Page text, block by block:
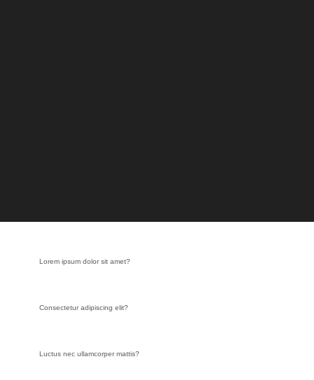
Lorem ipsum dolor sit amet?
Consectetur adipiscing elit?
Luctus nec ullamcorper mattis?